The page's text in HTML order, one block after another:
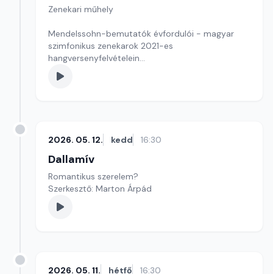
Zenekari műhely
Mendelssohn-bemutatók évfordulói - magyar
szimfonikus zenekarok 2021-es
hangversenyfelvételein
Szerkesztő-műsorvezető: Magyar Kornél
2026. 05. 12. kedd 16:30
Dallamív
Romantikus szerelem?
Szerkesztő: Marton Árpád
2026. 05. 11. hétfő 16:30